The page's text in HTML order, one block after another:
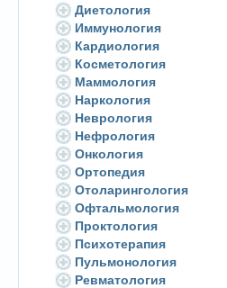
Диетология
Иммунология
Кардиология
Косметология
Маммология
Наркология
Неврология
Нефрология
Онкология
Ортопедия
Отоларингология
Офтальмология
Проктология
Психотерапия
Пульмонология
Ревматология